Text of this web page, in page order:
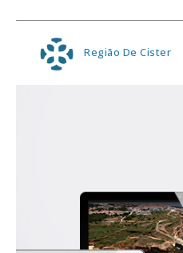
Região De Cister